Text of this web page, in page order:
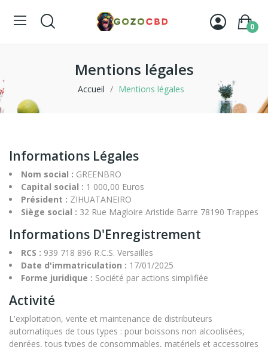
0
Mentions légales
Accueil Mentions légales
Informations Légales
Nom social : GREENBRO
Capital social : 1 000,00 Euros
Président : ZIHUATANEIRO
Siège social : 32 Rue Magloire Aristide Barre 78190 Trappes
Informations D'Enregistrement
RCS : 939 718 896 R.C.S. Versailles
Date d'immatriculation : 17/01/2025
Forme juridique : Société par actions simplifiée
Activité
L'exploitation, vente et maintenance de distributeurs
automatiques de tous types : pour boissons non alcoolisées,
denrées, tous types de consommables, matériels et accessoires